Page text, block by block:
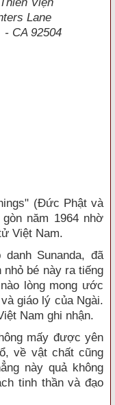
Lane
- CA 92504
(Đức Phật và
năm 1964 nhờ
Việt Nam.
Sunanda, đã
nhỏ bé này ra tiếng
lòng mong ước
giáo lý của Ngài.
Nam ghi nhận.
mấy được yên
về vật chất cũng
này quả không
tinh thần và đạo